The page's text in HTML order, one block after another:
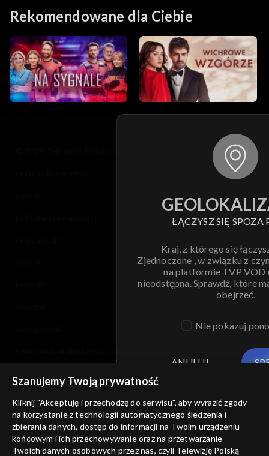
Rekomendowane dla Ciebie
ŁĄCZYSZ SIĘ SPOZA
Kraj, z którego się
Zjednoczone , w związku z
na platformie TVP VOD
nieodstępna. Sprawdź, które
obejrzeć.
Nie pokazuj
ANULUJ
Szanujemy Twoją prywatność
Kliknij "Akceptuję i przechodzę do serwisu", aby wyrazić zgody
na korzystanie z technologii automatycznego śledzenia i
zbierania danych, dostęp do informacji na Twoim urządzeniu
końcowym i ich przechowywanie oraz na przetwarzanie
Twoich danych osobowych przez nas, czyli Telewizję Polską